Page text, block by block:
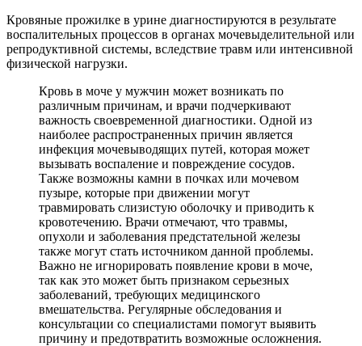
Кровяные прожилке в урине диагностируются в результате
воспалительных процессов в органах мочевыделительной или
репродуктивной системы, вследствие травм или интенсивной
физической нагрузки.
Кровь в моче у мужчин может возникать по
различным причинам, и врачи подчеркивают
важность своевременной диагностики. Одной из
наиболее распространенных причин является
инфекция мочевыводящих путей, которая может
вызывать воспаление и повреждение сосудов.
Также возможны камни в почках или мочевом
пузыре, которые при движении могут
травмировать слизистую оболочку и приводить к
кровотечению. Врачи отмечают, что травмы,
опухоли и заболевания предстательной железы
также могут стать источником данной проблемы.
Важно не игнорировать появление крови в моче,
так как это может быть признаком серьезных
заболеваний, требующих медицинского
вмешательства. Регулярные обследования и
консультации со специалистами помогут выявить
причину и предотвратить возможные осложнения.